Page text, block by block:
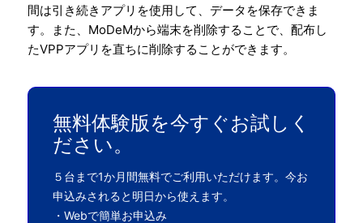
間は引き続きアプリを使用して、データを保存できま
す。また、MoDeMから端末を削除することで、配布し
たVPPアプリを直ちに削除することができます。
無料体験版を今すぐお試しく
ださい。
５台まで1か月間無料でご利用いただけます。今お
申込みされると明日から使えます。
・Webで簡単お申込み